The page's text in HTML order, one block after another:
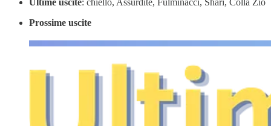
Prossime uscite